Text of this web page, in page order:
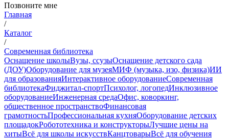
Позвоните мне
Главная
/
Каталог
/
Современная библиотека
Оснащение школыВузы, ссузыОснащение детского сада
(ДОУ)Оборудование для музеяМИФ (музыка, изо, физика)ИИ
для образованияИнтерактивное оборудованиеСовременная
библиотекаФиджитал-спортПсихолог, логопедИнклюзивное
оборудованиеИнженерная средаОфис, коворкинг,
общественное пространствоФинансовая
грамотностьПрофессиональная кухняОборудование детских
площадокРобототехника и конструкторыЛучшие цены на
хитыВсё для школы искусствКанцтоварыВсё для обучения